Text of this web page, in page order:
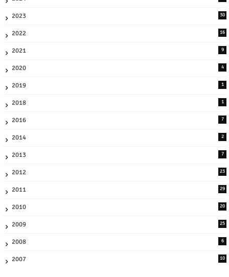
2023 30
2022 16
2021 9
2020 4
2019 1
2018 1
2016 7
2014 2
2013 7
2012 23
2011 29
2010 20
2009 25
2008 6
2007 10